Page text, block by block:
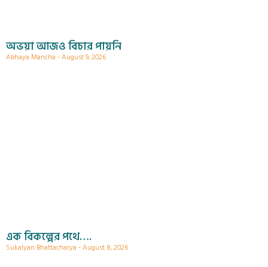
অভয়া আজও বিচার পায়নি
Abhaya Mancha August 9, 2026
এক বিকল্পের পথে….
Sukalyan Bhattacharya August 8, 2026